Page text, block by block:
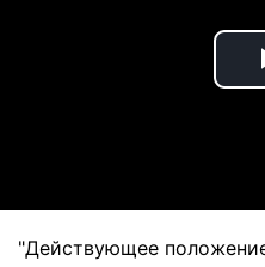
"Действующее